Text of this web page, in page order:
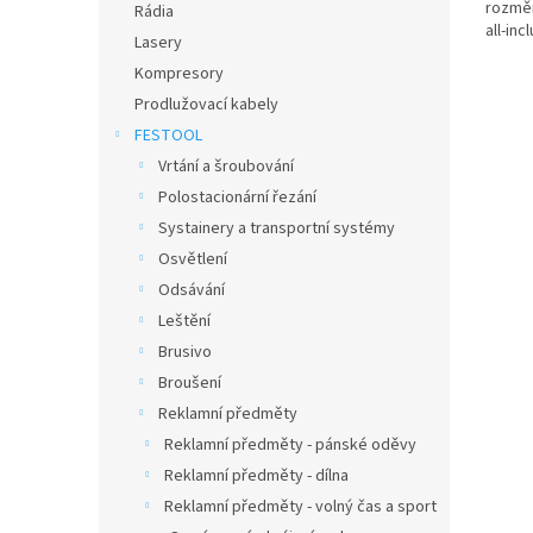
Rádia
Lasery
Kompresory
Prodlužovací kabely
FESTOOL
Vrtání a šroubování
Polostacionární řezání
Systainery a transportní systémy
Osvětlení
Odsávání
Leštění
Brusivo
Broušení
Reklamní předměty
Reklamní předměty - pánské oděvy
Reklamní předměty - dílna
Reklamní předměty - volný čas a sport
all-